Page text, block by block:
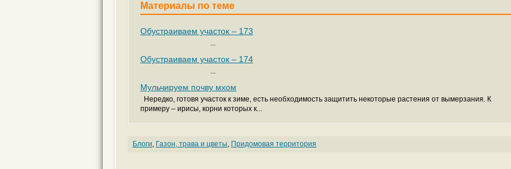
Материалы по теме
Обустраиваем участок – 173
...
Обустраиваем участок – 174
...
Мульчируем почву мхом
Нередко, готовя участок к зиме, есть необходимость защитить некоторые растения от вымерзания. К
примеру – ирисы, корни которых к...
Блоги, Газон, трава и цветы, Придомовая территория